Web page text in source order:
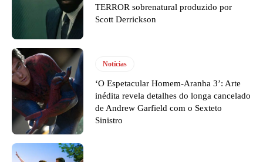
TERROR sobrenatural produzido por
Scott Derrickson
Notícias
‘O Espetacular Homem-Aranha 3’: Arte
inédita revela detalhes do longa cancelado
de Andrew Garfield com o Sexteto
Sinistro